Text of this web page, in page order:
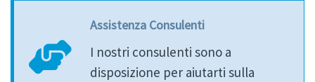
Assistenza Consulenti
I nostri consulenti sono a
disposizione per aiutarti sulla